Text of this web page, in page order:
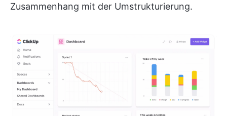
Zusammenhang mit der Umstrukturierung.